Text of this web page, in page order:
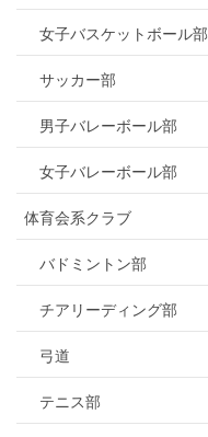
女子バスケットボール部
サッカー部
男子バレーボール部
女子バレーボール部
体育会系クラブ
バドミントン部
チアリーディング部
弓道
テニス部